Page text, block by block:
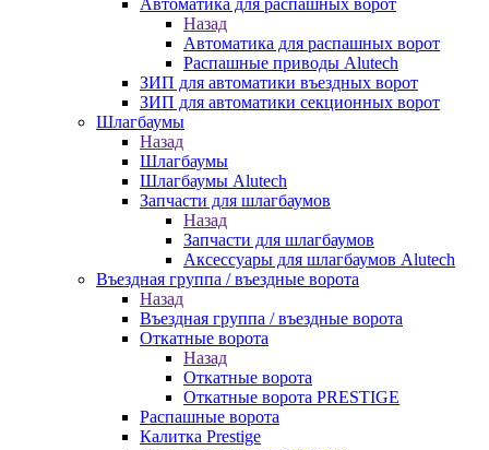
Автоматика для распашных ворот
Назад
Автоматика для распашных ворот
Распашные приводы Alutech
ЗИП для автоматики въездных ворот
ЗИП для автоматики секционных ворот
Шлагбаумы
Назад
Шлагбаумы
Шлагбаумы Alutech
Запчасти для шлагбаумов
Назад
Запчасти для шлагбаумов
Аксессуары для шлагбаумов Alutech
Въездная группа / въездные ворота
Назад
Въездная группа / въездные ворота
Откатные ворота
Назад
Откатные ворота
Откатные ворота PRESTIGE
Распашные ворота
Калитка Prestige